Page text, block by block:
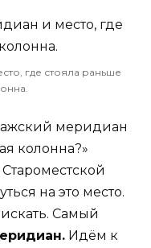
где стояла раньше
меридиан
колонна?»
на это место.
Самый
Идём к